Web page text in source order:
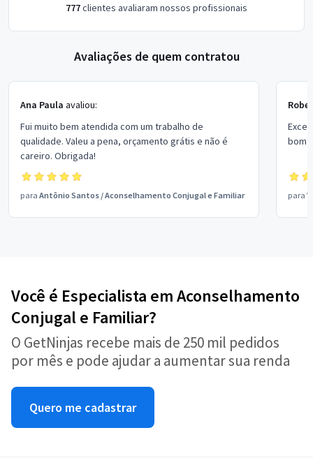
777clientes avaliaram nossos profissionais
Avaliações de quem contratou
Ana Paula avaliou:
Fui muito bem atendida com um trabalho de
qualidade. Valeu a pena, orçamento grátis e não é
careiro. Obrigada!
para Antônio Santos /Aconselhamento Conjugal e Familiar
bom
para
Você é Especialista em Aconselhamento
Conjugal e Familiar?
O GetNinjas recebe mais de 250 mil pedidos
por mês e pode ajudar a aumentar sua renda
Quero me cadastrar